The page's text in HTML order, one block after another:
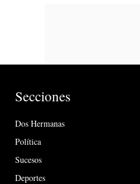
Secciones
Dos Hermanas
Política
Sucesos
Deportes